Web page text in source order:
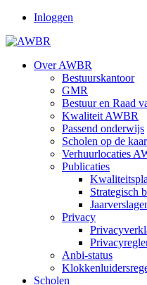
Inloggen
Over AWBR
Bestuurskantoor
GMR
Bestuur en Raad
Kwaliteit AWBR
Passend onderwijs
Scholen op de
Verhuurlocaties
Publicaties
Strategisch
Privacy
Anbi-status
Scholen